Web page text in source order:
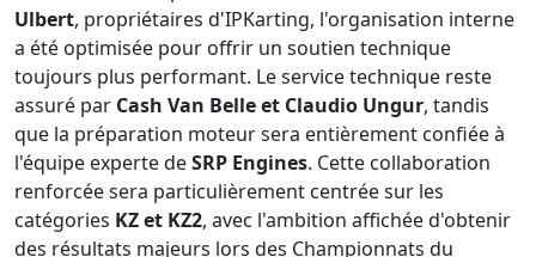
Ulbert, propriétaires d'IPKarting, l'organisation interne
a été optimisée pour offrir un soutien technique
toujours plus performant. Le service technique reste
assuré par Cash Van Belle et Claudio Ungur, tandis
que la préparation moteur sera entièrement confiée à
l'équipe experte deSRP Engines. Cette collaboration
renforcée sera particulièrement centrée sur les
catégories KZ et KZ2, avec l'ambition affichée d'obtenir
des résultats majeurs lors des Championnats du